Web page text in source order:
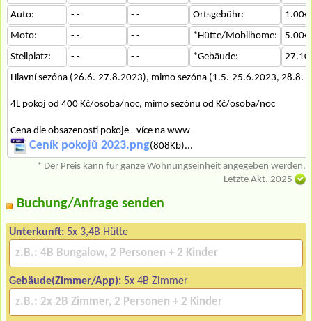
Auto:
- - - - Ortsgebühr:
Moto:
- - - - *Hütte/Mobilhome:
Stellplatz:
- - - - *Gebäude:
Hlavní sezóna (26.6.-27.8.2023), mimo sezóna (1.5.-25.6.2023, 28.8.-
4L pokoj od 400 Kč/osoba/noc, mimo sezónu od Kč/osoba/noc
Cena dle obsazenosti pokoje - více na www
Ceník pokojů 2023.png(808Kb)...
* Der Preis kann für ganze Wohnungseinheit angegeben werden.
Letzte Akt. 2025
Buchung/Anfrage senden
Unterkunft: 5x 3,4B Hütte
Gebäude(Zimmer/App): 5x 4B Zimmer